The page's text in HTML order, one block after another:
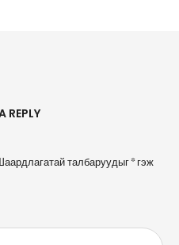
REPLY
талбаруудыг*гэж